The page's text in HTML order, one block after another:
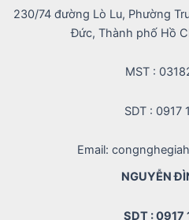
230/74 đường Lò Lu, Phường
Đức, Thành phố Hồ
MST :
SDT : 0917
Email:
NGUYỄN
SDT : 0917